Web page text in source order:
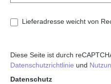
Lieferadresse weicht von
Diese Seite ist durch
Datenschutzrichtlinie und
Datenschutz